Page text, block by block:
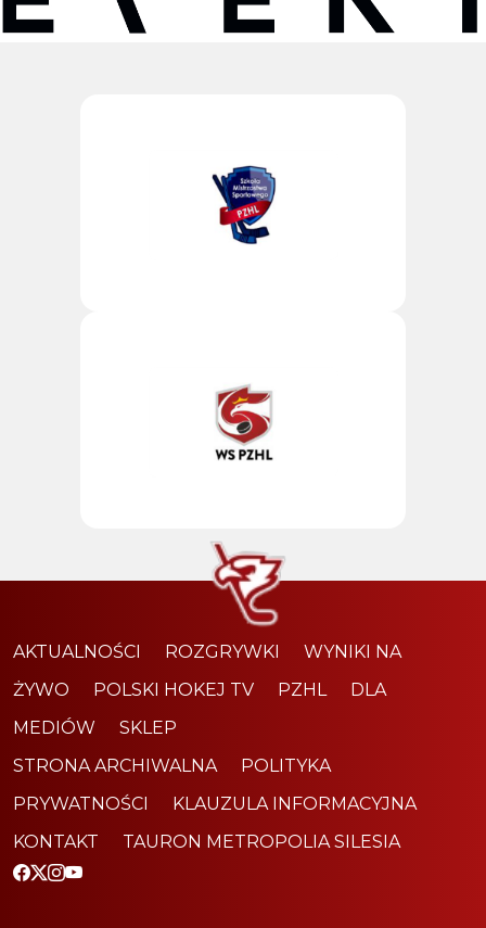
AKTUALNOŚCI ROZGRYWKI
WYNIKI NA
ŻYWO
POLSKI HOKEJ TV PZHL
DLA
MEDIÓW
SKLEP
STRONA ARCHIWALNA
POLITYKA
PRYWATNOŚCI
KLAUZULA INFORMACYJNA
KONTAKT
TAURON METROPOLIA SILESIA